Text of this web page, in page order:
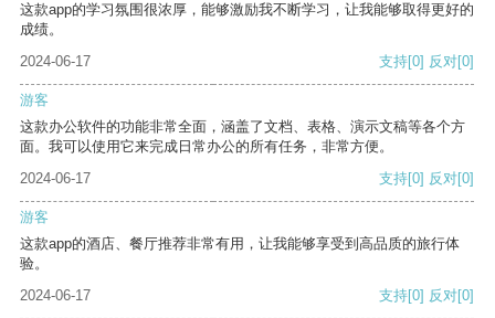
这款app的学习氛围很浓厚，能够激励我不断学习，让我能够取得更好的
成绩。
2024-06-17
支持[0] 反对[0]
游客
这款办公软件的功能非常全面，涵盖了文档、表格、演示文稿等各个方
面。我可以使用它来完成日常办公的所有任务，非常方便。
2024-06-17
支持[0] 反对[0]
游客
这款app的酒店、餐厅推荐非常有用，让我能够享受到高品质的旅行体
验。
2024-06-17
支持[0] 反对[0]